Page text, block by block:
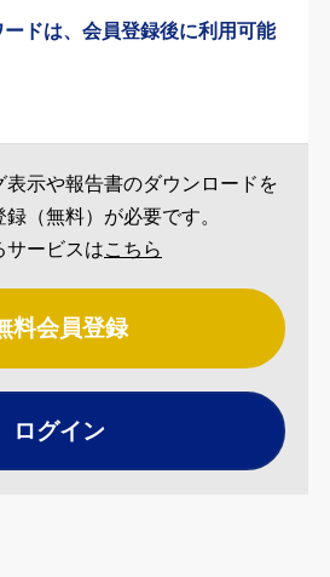
ドは、会員登録後に利用可能
示や報告書のダウンロードを
（無料）が必要です。
サービスはこちら
料会員登録
ログイン